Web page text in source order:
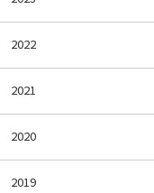
2022
2021
2020
2019